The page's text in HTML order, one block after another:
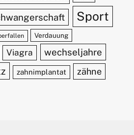
Sport
Verdauung
Viagra wechseljahre
zahnimplantat zähne